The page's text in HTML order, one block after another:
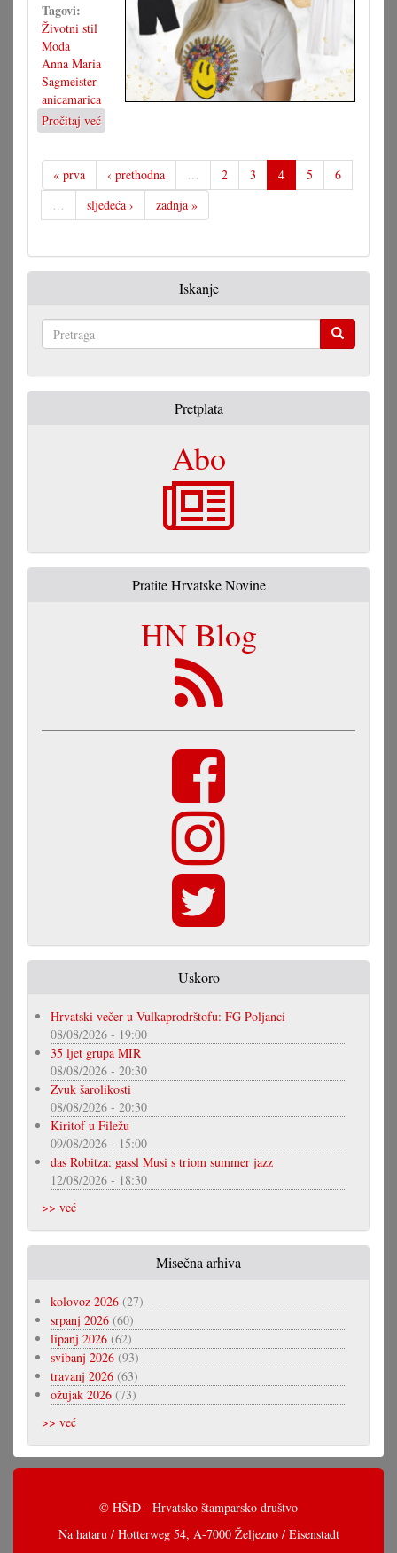
Tagovi:
Životni stil
Moda
Anna Maria
Sagmeister
anicamarica
Pročitaj već
Majica
s
motivom,
brojne
mogućnosti
« prva ‹ prethodna … 2 3 4 5
6
…
sljedeća › zadnja »
Iskanje
Pretplata
Abo
Pratite Hrvatske Novine
HN Blog
Uskoro
Hrvatski večer u Vulkaprodrštofu: FG Poljanci
08/08/2026 - 19:00
35 ljet grupa MIR
08/08/2026 - 20:30
Zvuk šarolikosti
08/08/2026 - 20:30
Kiritof u Filežu
09/08/2026 - 15:00
das Robitza: gassl Musi s triom summer jazz
12/08/2026 - 18:30
>> već
Misečna arhiva
kolovoz 2026 (27)
srpanj 2026 (60)
lipanj 2026 (62)
svibanj 2026 (93)
travanj 2026 (63)
ožujak 2026 (73)
>> već
© HŠtD - Hrvatsko štamparsko društvo
Na hataru / Hotterweg 54, A-7000 Željezno / Eisenstadt